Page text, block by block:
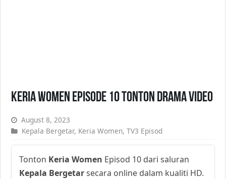
Keria Women Episode 10 Tonton Drama Video
August 8, 2023
Kepala Bergetar, Keria Women,TV3 Episod
Tonton Keria Women Episod 10 dari saluran
Kepala Bergetarsecara online dalam kualiti HD.